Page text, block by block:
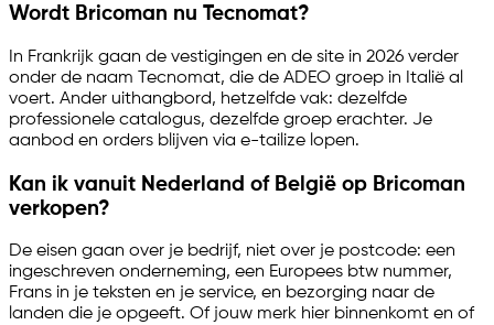
Wordt Bricoman nu Tecnomat?
In Frankrijk gaan de vestigingen en de site in 2026 verder
onder de naam Tecnomat, die de ADEO groep in Italië al
voert. Ander uithangbord, hetzelfde vak: dezelfde
professionele catalogus, dezelfde groep erachter. Je
aanbod en orders blijven via e-tailize lopen.
Kan ik vanuit Nederland of België op Bricoman
verkopen?
De eisen gaan over je bedrijf, niet over je postcode: een
ingeschreven onderneming, een Europees btw nummer,
Frans in je teksten en je service, en bezorging naar de
landen die je opgeeft. Of jouw merk hier binnenkomt en of